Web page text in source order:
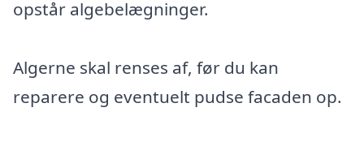
opstår algebelægninger.
Algerne skal renses af, før du kan
reparere og eventuelt pudse facaden op.